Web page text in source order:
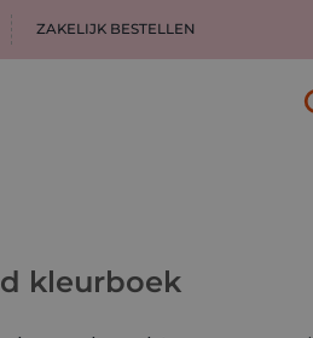
ZAKELIJK BESTELLEN
kleurboek